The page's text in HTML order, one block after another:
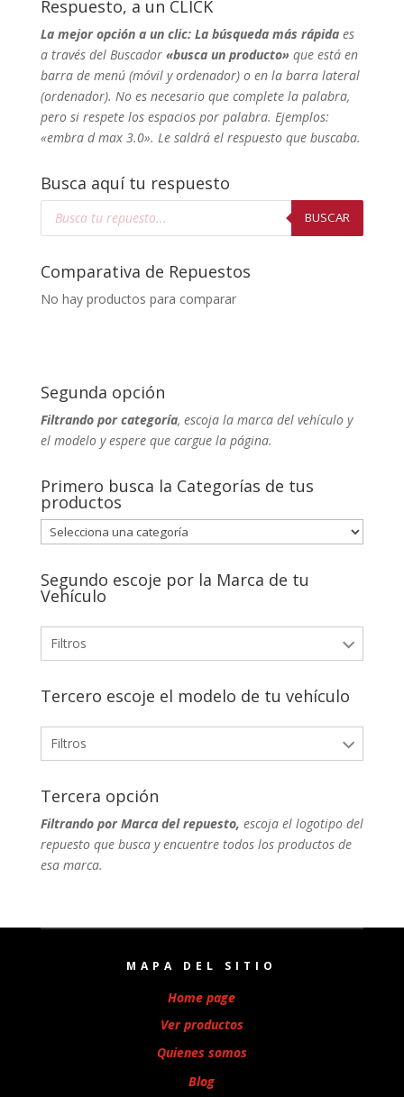
Respuesto, a un CLICK
La mejor opción a un clic: La búsqueda más rápida es
a través del Buscador«busca un producto»que está en
barra de menú (móvil y ordenador) o en la barra lateral
(ordenador). Noes necesario que complete la palabra,
pero si respete los espacios por palabra. Ejemplos:
«embra d max 3.0». Le saldrá el respuesto que buscaba.
Busca aquí tu respuesto
Búsqueda
BUSCAR
Comparativa de Repuestos
No hay productos para comparar
Segunda opción
Filtrando por categoría, escoja la marca del vehículo y
el modelo y espere que cargue la página.
Primero busca la Categorías de tus
productos
Segundo escoje por la Marca de tu
Vehículo
Filtros
Tercero escoje el modelo de tu vehículo
Filtros
Tercera opción
Filtrando por Marca del repuesto, escoja el logotipo del
repuesto que busca y encuentre todos los productos de
esa marca.
MAPA DEL SITIO
Home page
Ver productos
Quienes somos
Blog